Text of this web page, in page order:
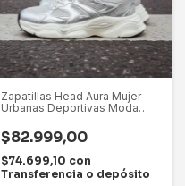
Zapatillas Head Aura Mujer
Urbanas Deportivas Moda
Ar
$82.999,00
$74.699,10 con
Transferencia o depósito